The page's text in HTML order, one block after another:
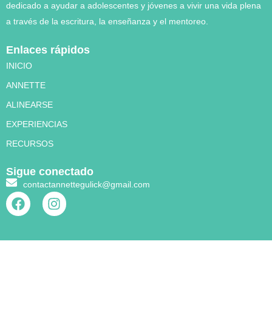
dedicado a ayudar a adolescentes y jóvenes a vivir una vida plena
a través de la escritura, la enseñanza y el mentoreo.
Enlaces rápidos
INICIO
ANNETTE
ALINEARSE
EXPERIENCIAS
RECURSOS
Sigue conectado
contactannettegulick@gmail.com